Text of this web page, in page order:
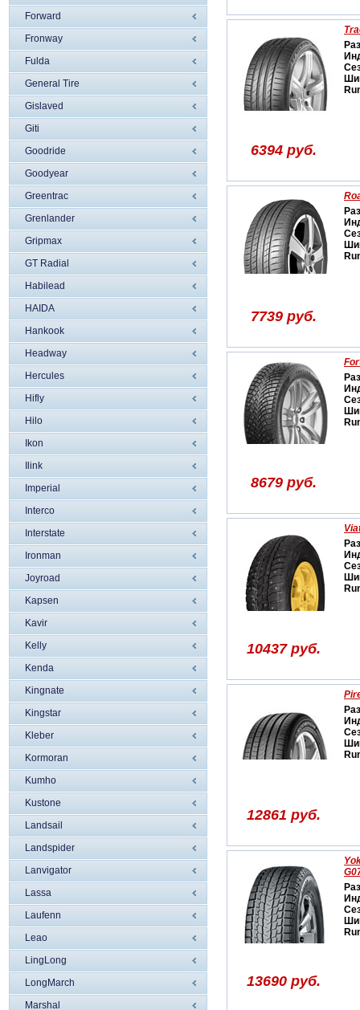
Forward
Fronway
Fulda
General Tire
Gislaved
Giti
Goodride
Goodyear
Greentrac
Grenlander
Gripmax
GT Radial
Habilead
HAIDA
Hankook
Headway
Hercules
Hifly
Hilo
Ikon
Ilink
Imperial
Interco
Interstate
Ironman
Joyroad
Kapsen
Kavir
Kelly
Kenda
Kingnate
Kingstar
Kleber
Kormoran
Kumho
Kustone
Landsail
Landspider
Lanvigator
Lassa
Laufenn
Leao
LingLong
LongMarch
Marshal
6394 руб.
7739 руб.
8679 руб.
10437 руб.
12861 руб.
13690 руб.